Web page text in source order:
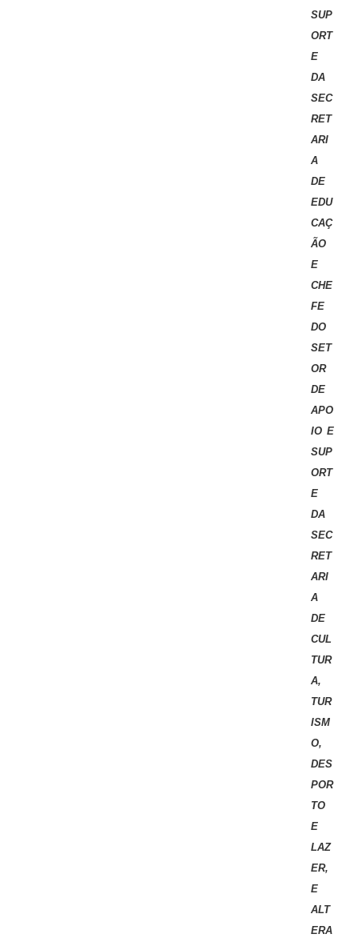
SUP
ORT
E
DA
SEC
RET
ARI
A
DE
EDU
CAÇ
ÃO
E
CHE
FE
DO
SET
OR
DE
APO
IO E
SUP
ORT
E
DA
SEC
RET
ARI
A
DE
CUL
TUR
A,
TUR
ISM
O,
DES
POR
TO
E
LAZ
ER,
E
ALT
ERA